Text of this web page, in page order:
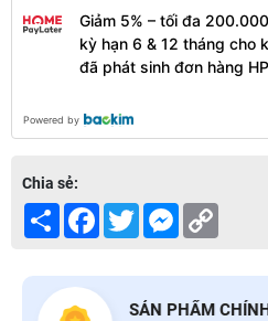
Giảm 5% – tối đa
kỳ hạn 6 & 12 tháng cho
đã phát sinh đơn hàng
Powered by
Chia sẻ:
Share Facebook
TwitterMessenger
SẢN PHẨM